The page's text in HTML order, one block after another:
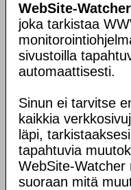
WebSite-Watcher
joka tarkistaa
sivustoilla
automaattisesti.
Sinun ei tarvitse
kaikkia
läpi,
tapahtuvia
WebSite-Watcher
suoraan mitä